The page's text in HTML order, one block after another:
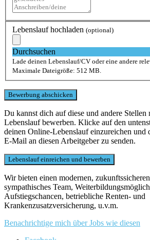
Lebenslauf hochladen (optional)
Durchsuchen
Lade deinen Lebenslauf/CV oder eine andere
Maximale Dateigröße: 512 MB.
Du kannst dich auf diese und andere
Lebenslauf bewerben. Klicke auf den
deinen Online-Lebenslauf einzureichen und
E-Mail an diesen Arbeitgeber zu senden.
Wir bieten einen modernen,
sympathisches Team,
Aufstiegschancen, betriebliche Renten- und
Krankenzusatzversicherung, u.v.m.
Benachrichtige mich über Jobs wie diesen